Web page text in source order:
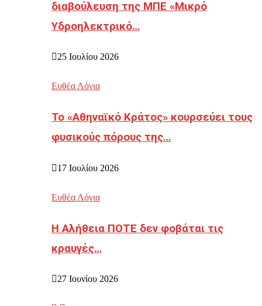
διαβούλευση της ΜΠΕ «Μικρό
Υδροηλεκτρικό…
25 Ιουλίου 2026
Ευθέα Λόγια
Το «Αθηναϊκό Κράτος» κουρσεύει τους
φυσικούς πόρους της…
17 Ιουλίου 2026
Ευθέα Λόγια
Η Αλήθεια ΠΟΤΕ δεν φοβάται τις
κραυγές…
27 Ιουνίου 2026